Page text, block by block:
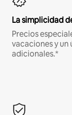
La simplicidad
Precios
vacaciones y un
adicionales.*